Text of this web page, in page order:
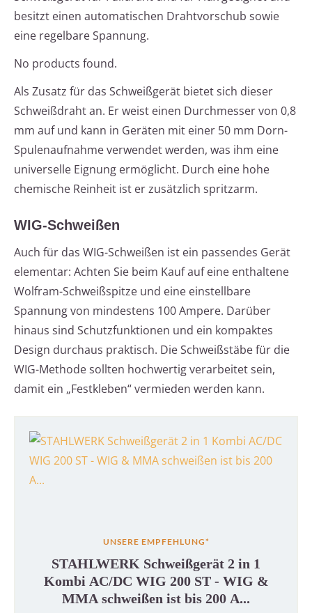
besitzt einen automatischen Drahtvorschub sowie
eine regelbare Spannung.
No products found.
Als Zusatz für das Schweißgerät bietet sich dieser
Schweißdraht an. Er weist einen Durchmesser von 0,8
mm auf und kann in Geräten mit einer 50 mm Dorn-
Spulenaufnahme verwendet werden, was ihm eine
universelle Eignung ermöglicht. Durch eine hohe
chemische Reinheit ist er zusätzlich spritzarm.
WIG-Schweißen
Auch für das WIG-Schweißen ist ein passendes Gerät
elementar: Achten Sie beim Kauf auf eine enthaltene
Wolfram-Schweißspitze und eine einstellbare
Spannung von mindestens 100 Ampere. Darüber
hinaus sind Schutzfunktionen und ein kompaktes
Design durchaus praktisch. Die Schweißstäbe für die
WIG-Methode sollten hochwertig verarbeitet sein,
damit ein „Festkleben“ vermieden werden kann.
UNSERE EMPFEHLUNG*
STAHLWERK Schweißgerät 2 in 1
Kombi AC/DC WIG 200 ST - WIG &
MMA schweißen ist bis 200 A...